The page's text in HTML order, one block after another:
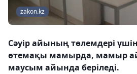
zakon.kz
Сәуір айының төлемдері
өтемақы мамырда, мамыр
маусым айында беріледі.